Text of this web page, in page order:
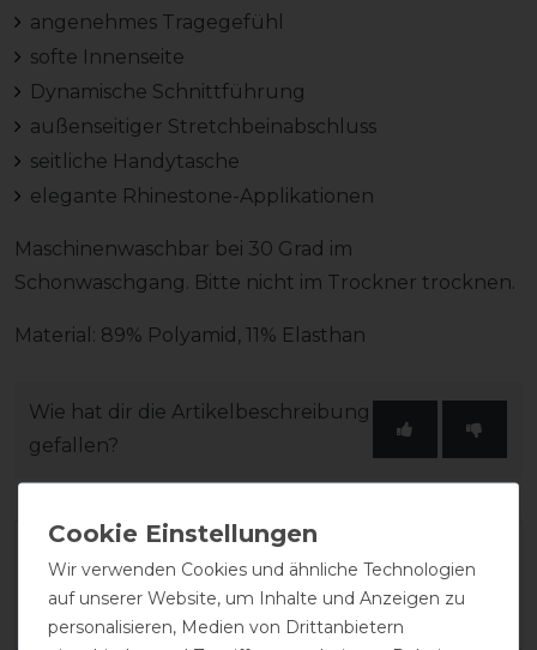
angenehmes Tragegefühl
softe Innenseite
Dynamische Schnittführung
außenseitiger Stretchbeinabschluss
seitliche Handytasche
elegante Rhinestone-Applikationen
Maschinenwaschbar bei 30 Grad im
Schonwaschgang. Bitte nicht im Trockner trocknen.
Material: 89% Polyamid, 11% Elasthan
Wie hat dir die Artikelbeschreibung
gefallen?
Wir verwenden Cookies und ähnliche Technologien
auf unserer Website, um Inhalte und Anzeigen zu
personalisieren, Medien von Drittanbietern